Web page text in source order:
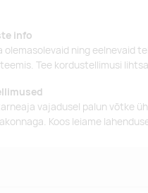
info
olemasolevaid ning eelnevaid
Tee kordustellimusi
vajadusel palun võtke
Koos leiame